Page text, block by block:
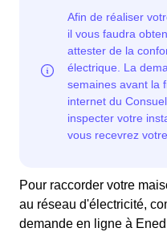
Pour raccorder votre
au réseau d'électricité,
demande en ligne à